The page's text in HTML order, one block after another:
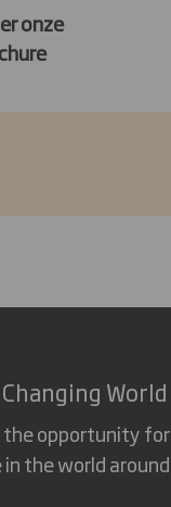
onze
World
the opportunity for
the world around